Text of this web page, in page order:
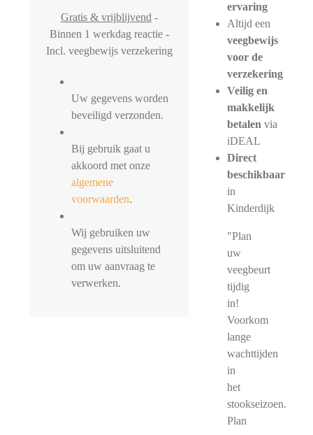
Gratis & vrijblijvend -
Binnen 1 werkdag reactie -
Incl. veegbewijs verzekering
Uw gegevens worden
beveiligd verzonden.
Bij gebruik gaat u
akkoord met onze
algemene
voorwaarden.
Wij gebruiken uw
gegevens uitsluitend
om uw aanvraag te
verwerken.
ervaring
Altijd een
veegbewijs
voor de
verzekering
Veilig en
makkelijk
betalen via
iDEAL
Direct
beschikbaar
in
Kinderdijk
"Plan
uw
veegbeurt
tijdig
in!
Voorkom
lange
wachttijden
in
het
stookseizoen.
Plan